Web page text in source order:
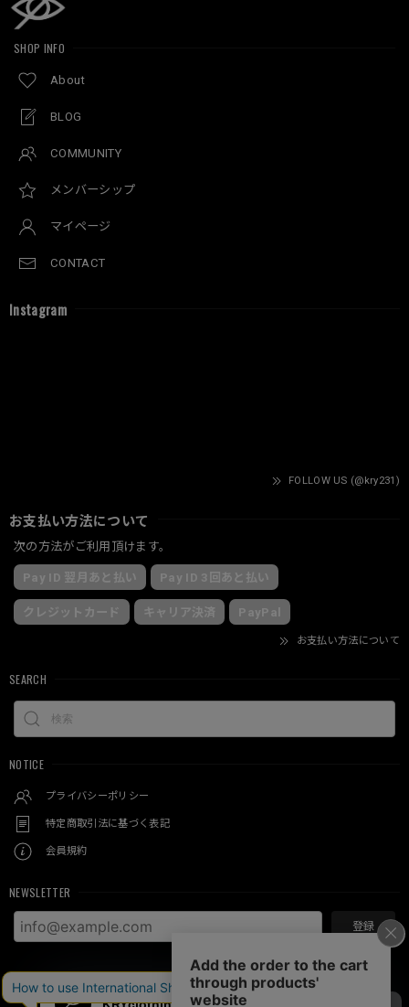
SHOP INFO
About
BLOG
COMMUNITY
メンバーシップ
マイページ
CONTACT
Instagram
FOLLOW US (@kry231)
お支払い方法について
次の方法がご利用頂けます。
Pay ID 翌月あと払い Pay ID 3回あと払い
クレジットカード キャリア決済 PayPal
お支払い方法について
SEARCH
NOTICE
プライバシーポリシー
特定商取引法に基づく表記
会員規約
NEWSLETTER
登録